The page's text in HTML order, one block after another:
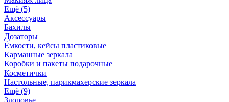
Ещё (5)
Аксессуары
Бахилы
Дозаторы
Ёмкости, кейсы пластиковые
Карманные зеркала
Коробки и пакеты подарочные
Косметички
Настольные, парикмахерские зеркала
Ещё (9)
Здоровье